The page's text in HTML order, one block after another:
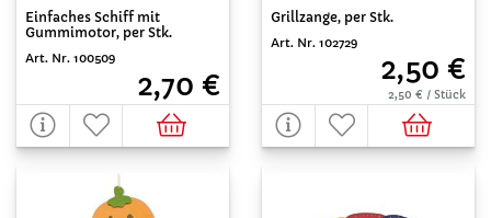
Einfaches Schiff mit
Gummimotor, per Stk.
Art. Nr. 100509
2,70 €
Grillzange, per Stk.
Art. Nr. 102729
2,50 €
2,50 € / Stück